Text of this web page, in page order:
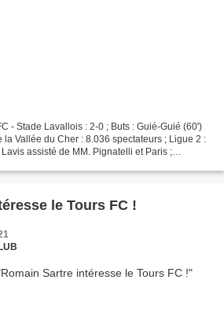
- Stade Lavallois : 2-0 ; Buts : Guié-Guié (60')
la Vallée du Cher : 8.036 spectateurs ; Ligue 2 :
assisté de MM. Pignatelli et Paris ;
le Tours FC !